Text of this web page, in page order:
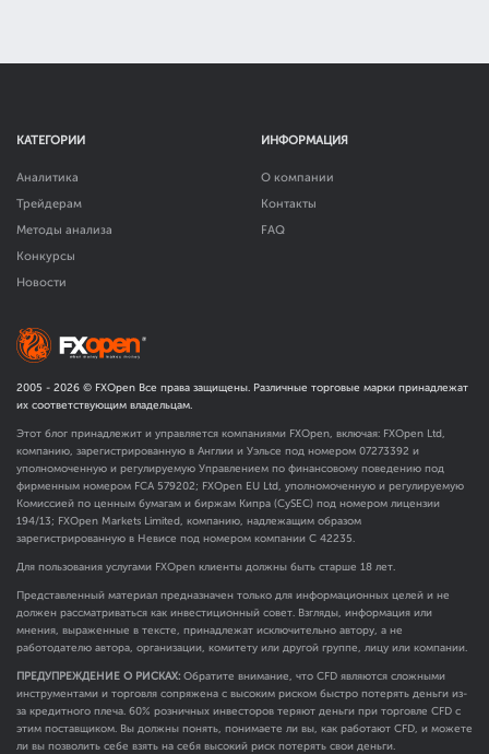
КАТЕГОРИИ
Аналитика
Трейдерам
Методы анализа
Конкурсы
Новости
ИНФОРМАЦИЯ
О компании
Контакты
FAQ
2005 - 2026 © FXOpen Все права защищены. Различные торговые марки принадлежат
их соответствующим владельцам.
Этот блог принадлежит и управляется компаниями FXOpen, включая: FXOpen Ltd,
компанию, зарегистрированную в Англии и Уэльсе под номером 07273392 и
уполномоченную и регулируемую Управлением по финансовому поведению под
фирменным номером FCA 579202; FXOpen EU Ltd, уполномоченную и регулируемую
Комиссией по ценным бумагам и биржам Кипра (CySEC) под номером лицензии
194/13; FXOpen Markets Limited, компанию, надлежащим образом
зарегистрированную в Невисе под номером компании C 42235.
Для пользования услугами FXOpen клиенты должны быть старше 18 лет.
Представленный материал предназначен только для информационных целей и не
должен рассматриваться как инвестиционный совет. Взгляды, информация или
мнения, выраженные в тексте, принадлежат исключительно автору, а не
работодателю автора, организации, комитету или другой группе, лицу или компании.
ПРЕДУПРЕЖДЕНИЕ О РИСКАХ: Обратите внимание, что CFD являются сложными
инструментами и торговля сопряжена с высоким риском быстро потерять деньги из-
за кредитного плеча. 60% розничных инвесторов теряют деньги при торговле CFD с
этим поставщиком. Вы должны понять, понимаете ли вы, как работают CFD, и можете
ли вы позволить себе взять на себя высокий риск потерять свои деньги.